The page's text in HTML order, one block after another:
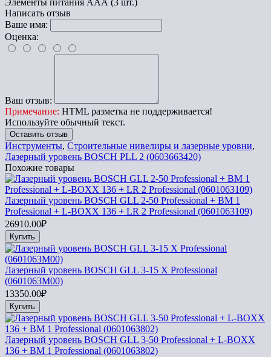
Написать отзыв
Ваше имя:
Оценка:
Ваш отзыв:
Примечание: HTML разметка не поддерживается!
Используйте обычный текст.
Оставить отзыв
Инструменты, Строительные нивелиры и лазерные уровни,
Лазерный уровень BOSCH PLL 2 (0603663420)
Похожие товары
Лазерный уровень BOSCH GLL 2-50 Professional + BM 1
Professional + L-BOXX 136 + LR 2 Professional (0601063109)
26910.00₽
Купить
Лазерный уровень BOSCH GLL 3-15 X Professional
(0601063M00)
13350.00₽
Купить
Лазерный уровень BOSCH GLL 3-50 Professional + L-BOXX
136 + BM 1 Professional (0601063802)